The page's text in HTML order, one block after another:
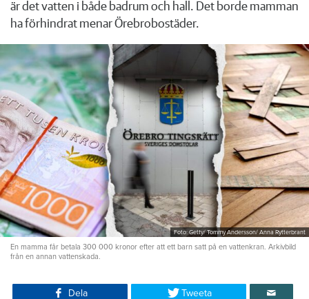
är det vatten i både badrum och hall. Det borde mamman
ha förhindrat menar Örebrobostäder.
Foto: Getty/ Tommy Andersson/ Anna Rytterbrant
En mamma får betala 300 000 kronor efter att ett barn satt på en vattenkran. Arkivbild
från en annan vattenskada.
Dela Tweeta